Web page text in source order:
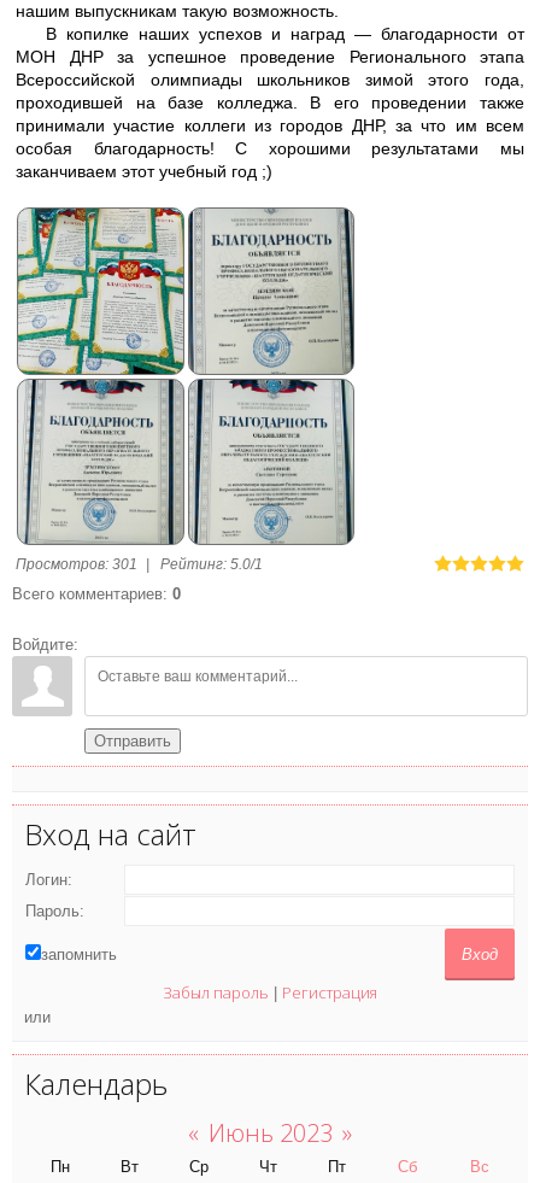
нашим выпускникам такую возможность.
В копилке наших успехов и наград — благодарности от
МОН ДНР за успешное проведение Регионального этапа
Всероссийской олимпиады школьников зимой этого года,
проходившей на базе колледжа. В его проведении также
принимали участие коллеги из городов ДНР, за что им всем
особая благодарность! С хорошими результатами мы
заканчиваем этот учебный год ;)
Просмотров: 301 Рейтинг: 5.0/1
Всего комментариев: 0
Войдите:
Отправить
Вход на сайт
Логин:
Пароль:
запомнить
Забыл пароль Регистрация
или
Календарь
« Июнь 2023 »
Пн Вт Ср Чт Пт Сб Вс